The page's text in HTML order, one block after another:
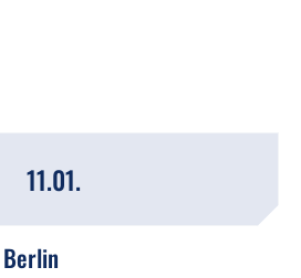
11.01.